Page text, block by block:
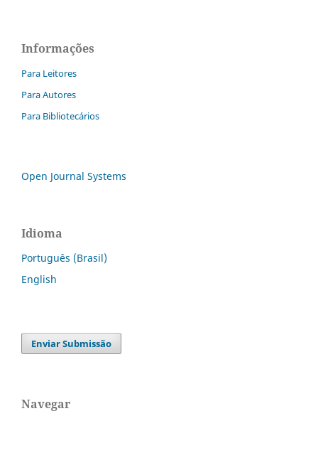
Informações
Para Leitores
Para Autores
Para Bibliotecários
Open Journal Systems
Idioma
Português (Brasil)
English
Enviar Submissão
Navegar